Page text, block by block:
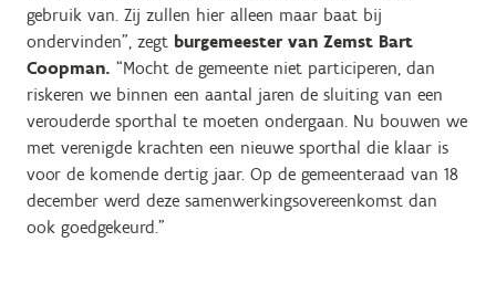
gebruik van. Zij zullen hier alleen maar baat bij
ondervinden", zegt burgemeester van Zemst Bart
Coopman. “Mocht de gemeente niet participeren, dan
riskeren we binnen een aantal jaren de sluiting van een
verouderde sporthal te moeten ondergaan. Nu bouwen we
met verenigde krachten een nieuwe sporthal die klaar is
voor de komende dertig jaar. Op de gemeenteraad van 18
december werd deze samenwerkingsovereenkomst dan
ook goedgekeurd.”